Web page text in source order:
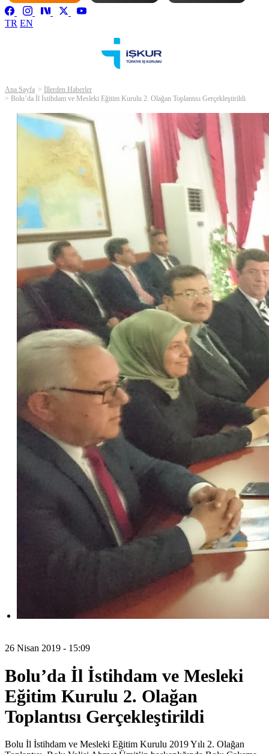
TR EN
Ana Sayfa
İllerden Haberler
Bolu’da İl İstihdam ve Mesleki Eğitim Kurulu 2. Olağan Toplantısı Gerçekleştirildi
26 Nisan 2019 - 15:09
Bolu’da İl İstihdam ve Mesleki
Eğitim Kurulu 2. Olağan
Toplantısı Gerçekleştirildi
Bolu İl İstihdam ve Mesleki Eğitim Kurulu 2019 Yılı 2. Olağan